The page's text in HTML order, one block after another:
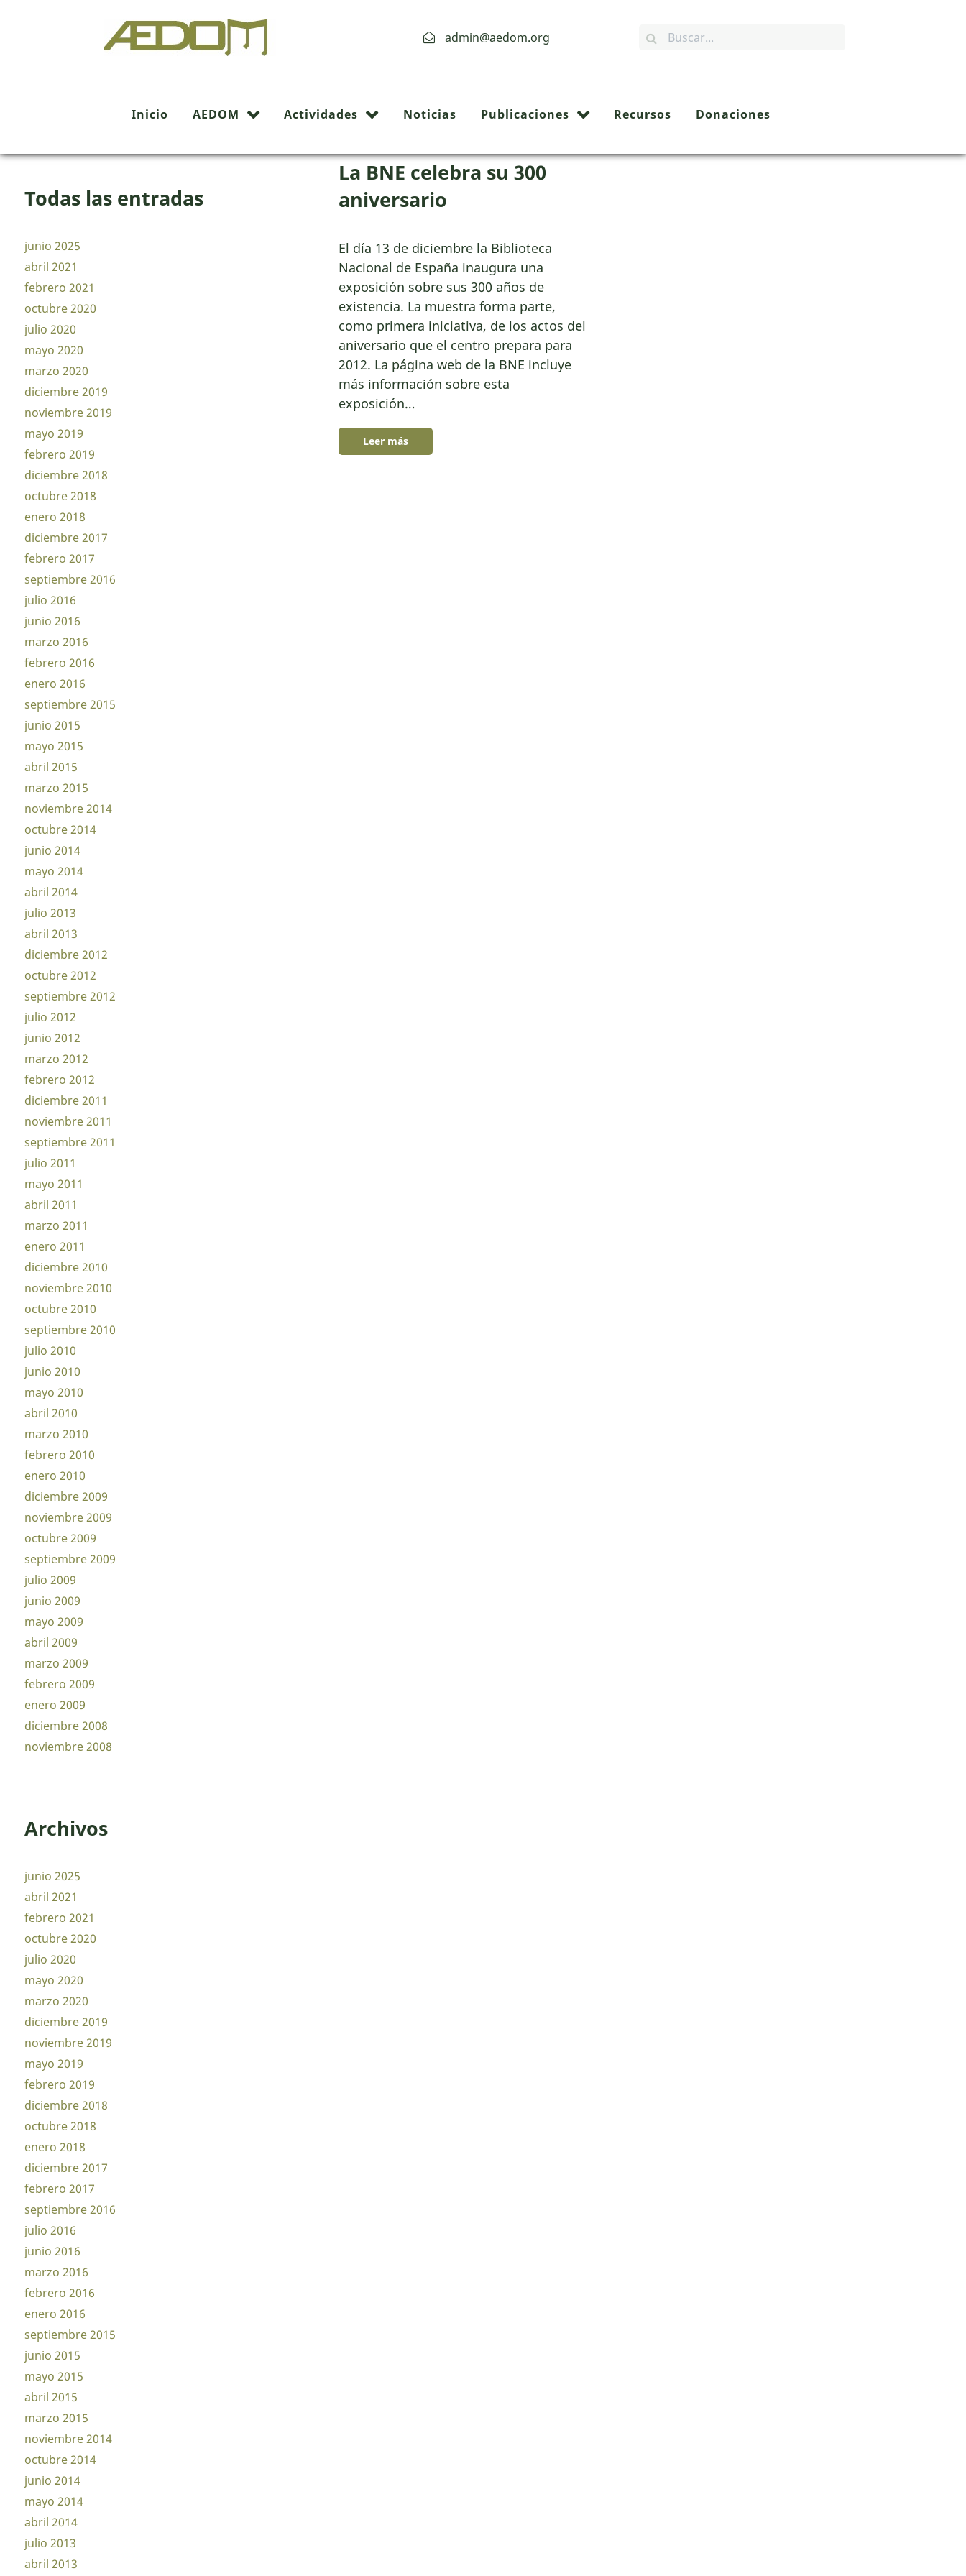
admin@aedom.org
Inicio AEDOM Actividades Noticias Publicaciones Recursos Donaciones
Todas las entradas
junio 2025
abril 2021
febrero 2021
octubre 2020
julio 2020
mayo 2020
marzo 2020
diciembre 2019
noviembre 2019
mayo 2019
febrero 2019
diciembre 2018
octubre 2018
enero 2018
diciembre 2017
febrero 2017
septiembre 2016
julio 2016
junio 2016
marzo 2016
febrero 2016
enero 2016
septiembre 2015
junio 2015
mayo 2015
abril 2015
marzo 2015
noviembre 2014
octubre 2014
junio 2014
mayo 2014
abril 2014
julio 2013
abril 2013
diciembre 2012
octubre 2012
septiembre 2012
julio 2012
junio 2012
marzo 2012
febrero 2012
diciembre 2011
noviembre 2011
septiembre 2011
julio 2011
mayo 2011
abril 2011
marzo 2011
enero 2011
diciembre 2010
noviembre 2010
octubre 2010
septiembre 2010
julio 2010
junio 2010
mayo 2010
abril 2010
marzo 2010
febrero 2010
enero 2010
diciembre 2009
noviembre 2009
octubre 2009
septiembre 2009
julio 2009
junio 2009
mayo 2009
abril 2009
marzo 2009
febrero 2009
enero 2009
diciembre 2008
noviembre 2008
Archivos
junio 2025
abril 2021
febrero 2021
octubre 2020
julio 2020
mayo 2020
marzo 2020
diciembre 2019
noviembre 2019
mayo 2019
febrero 2019
diciembre 2018
octubre 2018
enero 2018
diciembre 2017
febrero 2017
septiembre 2016
julio 2016
junio 2016
marzo 2016
febrero 2016
enero 2016
septiembre 2015
junio 2015
mayo 2015
abril 2015
marzo 2015
noviembre 2014
octubre 2014
junio 2014
mayo 2014
abril 2014
julio 2013
abril 2013
La BNE celebra su 300
aniversario
El día 13 de diciembre la Biblioteca
Nacional de España inaugura una
exposición sobre sus 300 años de
existencia. La muestra forma parte,
como primera iniciativa, de los actos del
aniversario que el centro prepara para
2012. La página web de la BNE incluye
más información sobre esta
exposición…
Leer más